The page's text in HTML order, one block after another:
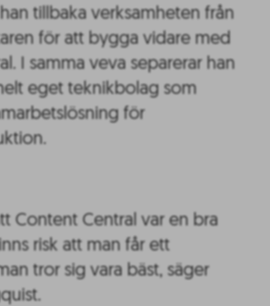
tillbaka verksamheten från
för att bygga vidare med
I samma veva separerar han
eget teknikbolag som
för
Content Central var en bra
risk att man får ett
tror sig vara bäst, säger